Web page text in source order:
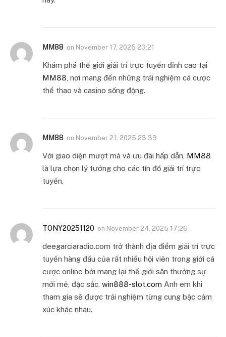
MM88 on November 17, 2025 23:21
Khám phá thế giới giải trí trực tuyến đỉnh cao tại
MM88, nơi mang đến những trải nghiệm cá cược
thể thao và casino sống động.
MM88 on November 21, 2025 23:39
Với giao diện mượt mà và ưu đãi hấp dẫn, MM88
là lựa chọn lý tưởng cho các tín đồ giải trí trực
tuyến.
TONY20251120 on November 24, 2025 17:26
deegarciaradio.com trở thành địa điểm giải trí trực
tuyến hàng đầu của rất nhiều hội viên trong giới cá
cược online bởi mang lại thế giới săn thưởng sự
mới mẻ, đặc sắc. win888-slot.com Anh em khi
tham gia sẽ được trải nghiệm từng cung bậc cảm
xúc khác nhau.